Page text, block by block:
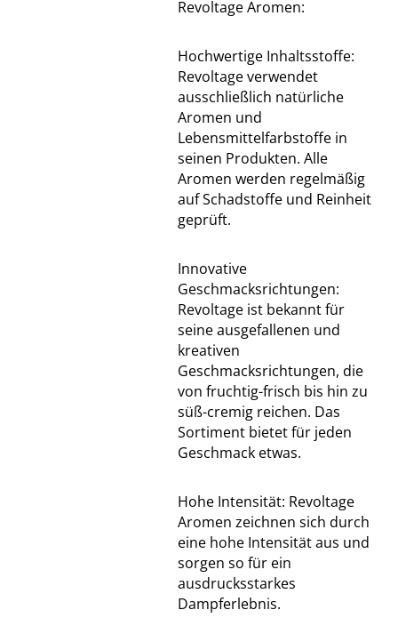
Revoltage Aromen:
Hochwertige Inhaltsstoffe:
Revoltage verwendet
ausschließlich natürliche
Aromen und
Lebensmittelfarbstoffe in
seinen Produkten. Alle
Aromen werden regelmäßig
auf Schadstoffe und Reinheit
geprüft.
Innovative
Geschmacksrichtungen:
Revoltage ist bekannt für
seine ausgefallenen und
kreativen
Geschmacksrichtungen, die
von fruchtig-frisch bis hin zu
süß-cremig reichen. Das
Sortiment bietet für jeden
Geschmack etwas.
Hohe Intensität: Revoltage
Aromen zeichnen sich durch
eine hohe Intensität aus und
sorgen so für ein
ausdrucksstarkes
Dampferlebnis.